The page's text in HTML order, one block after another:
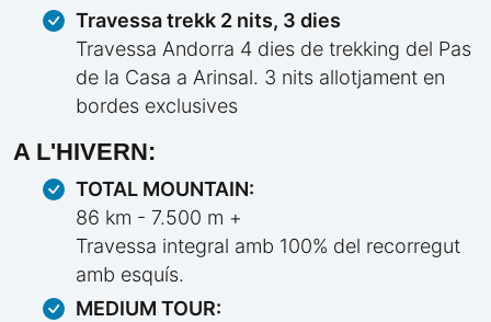
Travessa trekk 2 nits, 3 dies
Travessa Andorra 4 dies de trekking del Pas
de la Casa a Arinsal. 3 nits allotjament en
bordes exclusives
A L'HIVERN:
TOTAL MOUNTAIN:
86 km - 7.500 m +
Travessa integral amb 100% del recorregut
amb esquís.
MEDIUM TOUR: